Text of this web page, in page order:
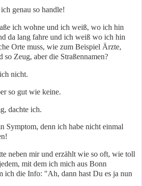
genau so handle!
ich wohne und ich weiß, wo ich hin
da lang fahre und ich weiß wo ich hin
Orte muss, wie zum Beispiel Ärzte,
so Zeug, aber die Straßennamen?
nicht.
so gut wie keine.
dachte ich.
Symptom, denn ich habe nicht einmal
neben mir und erzählt wie so oft, wie toll
mit dem ich mich aus Bonn
ich die Info: "Ah, dann hast Du es ja nun